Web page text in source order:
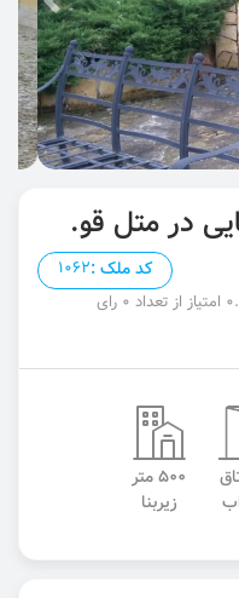
در متل قو.
کد ملک :1062
0 رای
500 متر
زیربنا